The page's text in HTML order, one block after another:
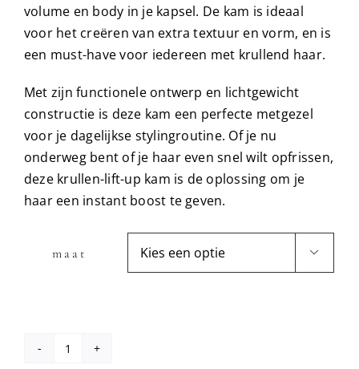
volume en body in je kapsel. De kam is ideaal
voor het creëren van extra textuur en vorm, en is
een must-have voor iedereen met krullend haar.
Met zijn functionele ontwerp en lichtgewicht
constructie is deze kam een perfecte metgezel
voor je dagelijkse stylingroutine. Of je nu
onderweg bent of je haar even snel wilt opfrissen,
deze krullen-lift-up kam is de oplossing om je
haar een instant boost te geven.
maat 
Krullen